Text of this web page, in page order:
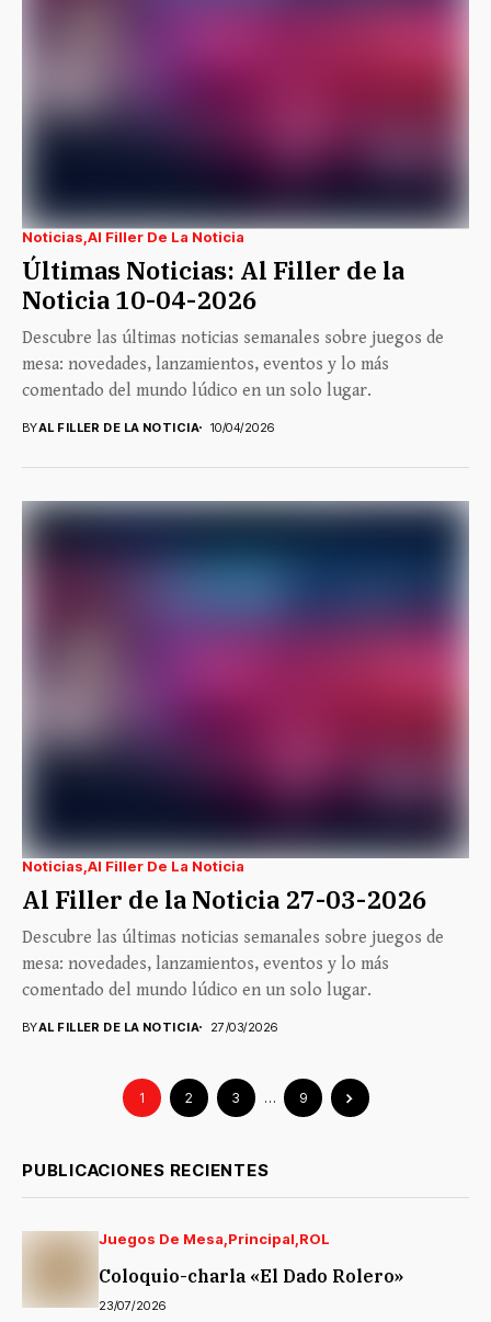
Noticias Al Filler De La Noticia
Últimas Noticias: Al Filler de la
Noticia 10-04-2026
Descubre las últimas noticias semanales sobre juegos de
mesa: novedades, lanzamientos, eventos y lo más
comentado del mundo lúdico en un solo lugar.
BYAL FILLER DE LA NOTICIA 10/04/2026
Noticias Al Filler De La Noticia
Al Filler de la Noticia 27-03-2026
Descubre las últimas noticias semanales sobre juegos de
mesa: novedades, lanzamientos, eventos y lo más
comentado del mundo lúdico en un solo lugar.
BYAL FILLER DE LA NOTICIA 27/03/2026
1 2 3 … 9
PUBLICACIONES RECIENTES
Juegos De Mesa Principal ROL
Coloquio-charla «El Dado Rolero»
23/07/2026